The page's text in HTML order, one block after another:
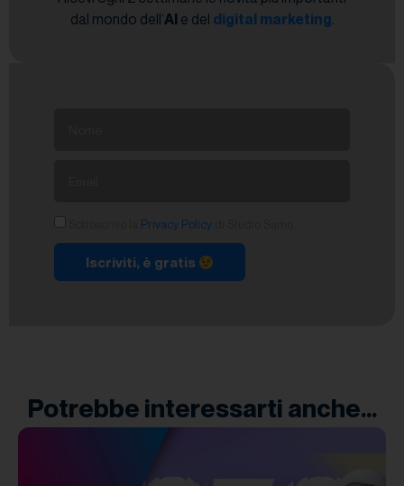
dal mondo dell’AI e del digital marketing.
Privacy Policy
Iscriviti, è gratis
Potrebbe interessarti anche...